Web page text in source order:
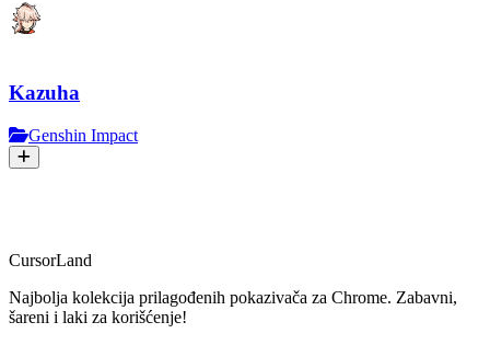
Kazuha
Genshin Impact
CursorLand
Najbolja kolekcija prilagođenih pokazivača za Chrome. Zabavni,
šareni i laki za korišćenje!